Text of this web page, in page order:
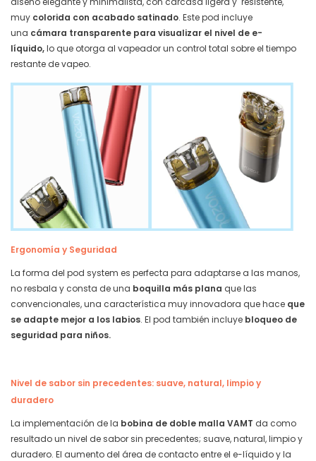
muy colorida con acabado satinado. Este pod incluye
una cámara transparente para visualizar el nivel de e-
líquido,lo que otorga al vapeador un control total sobre el tiempo
restante de vapeo.
Ergonomía y Seguridad
La forma del pod system es perfecta para adaptarse a las manos,
no resbala y consta de una boquilla más plana que las
convencionales, una característica muy innovadora que hace que
se adapte mejor a los labios. El pod también incluye bloqueo de
seguridad para niños.
Nivel de sabor sin precedentes: suave, natural, limpio y
duradero
La implementación de la bobina de doble malla VAMT da como
resultado un nivel de sabor sin precedentes; suave, natural, limpio y
duradero. El aumento del área de contacto entre el e-líquido y la